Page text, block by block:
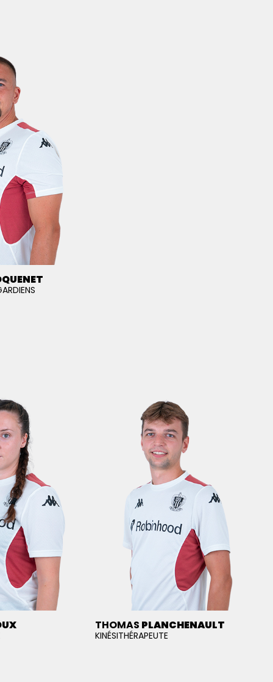
THOMAS PLANCHENAULT
KINÉSITHÉRAPEUTE